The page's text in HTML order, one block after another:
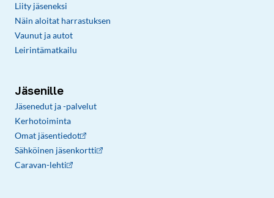
Liity jäseneksi
Näin aloitat harrastuksen
Vaunut ja autot
Leirintämatkailu
Jäsenille
Jäsenedut ja -palvelut
Kerhotoiminta
Omat jäsentiedot
Sähköinen jäsenkortti
Caravan-lehti